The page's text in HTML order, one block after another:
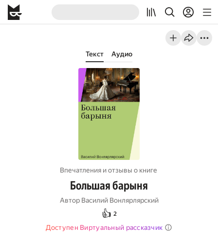
Текст Аудио
Впечатления и отзывы о книге
Большая барыня
Автор Василий Вонлярлярский
👍 2
Доступен Виртуальный рассказчик